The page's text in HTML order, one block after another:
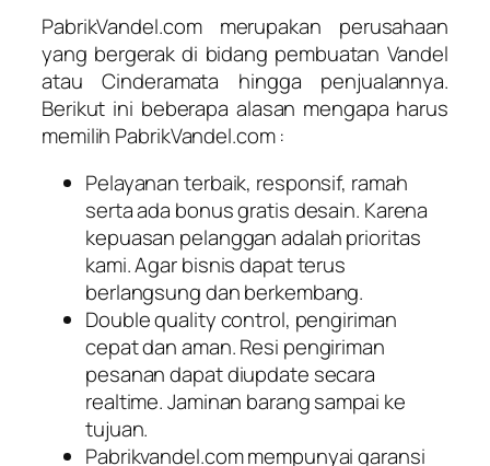
PabrikVandel.com merupakan perusahaan
yang bergerak di bidang pembuatan Vandel
atau Cinderamata hingga penjualannya.
Berikut ini beberapa alasan mengapa harus
memilih PabrikVandel.com :
Pelayanan terbaik, responsif, ramah
serta ada bonus gratis desain. Karena
kepuasan pelanggan adalah prioritas
kami. Agar bisnis dapat terus
berlangsung dan berkembang.
Double quality control, pengiriman
cepat dan aman. Resi pengiriman
pesanan dapat diupdate secara
realtime. Jaminan barang sampai ke
tujuan.
Pabrikvandel.com mempunyai garansi